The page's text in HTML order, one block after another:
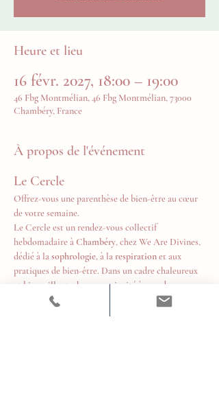
Heure et lieu
16 févr. 2027, 18:00 – 19:00
46 Fbg Montmélian, 46 Fbg Montmélian, 73000
Chambéry, France
À propos de l'événement
Le Cercle
Offrez-vous une parenthèse de bien-être au cœur
de votre semaine.
Le Cercle est un rendez-vous collectif
hebdomadaire à Chambéry, chez We Are Divines,
dédié à la sophrologie, à la respiration et aux
pratiques de bien-être. Dans un cadre chaleureux
et bienveillant, chacun est invité à prendre un
temps pour soi, relâcher les tensions, retrouver
son souffle et cultiver un équilibre durable au